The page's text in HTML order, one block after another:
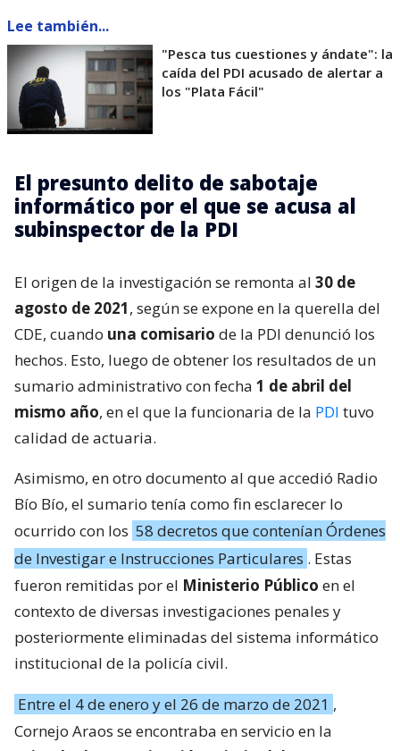
Lee también...
"Pesca tus cuestiones y ándate": la
caída del PDI acusado de alertar a
los "Plata Fácil"
El presunto delito de sabotaje
informático por el que se acusa al
subinspector de la PDI
El origen de la investigación se remonta al 30 de
agosto de 2021, según se expone en la querella del
CDE, cuando una comisario de la PDI denunció los
hechos. Esto, luego de obtener los resultados de un
sumario administrativo con fecha 1 de abril del
mismo año, en el que la funcionaria de la PDI tuvo
calidad de actuaria.
Asimismo, en otro documento al que accedió Radio
Bío Bío, el sumario tenía como fin esclarecer lo
ocurrido con los 58 decretos que contenían Órdenes
de Investigar e Instrucciones Particulares . Estas
fueron remitidas por el Ministerio Público en el
contexto de diversas investigaciones penales y
posteriormente eliminadas del sistema informático
institucional de la policía civil.
Entre el 4 de enero y el 26 de marzo de 2021 ,
Cornejo Araos se encontraba en servicio en la